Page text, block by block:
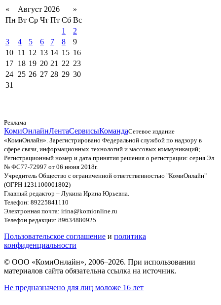
« Август 2026
»
Пн Вт Ср Чт Пт Сб Вс
1
2
3
4 5 6 7 8
9
10 11 12 13 14 15 16
17 18 19 20 21 22 23
24 25 26 27 28 29 30
31
Реклама
КомиОнлайнЛентаСервисыКомандаСетевое издание
«КомиОнлайн». Зарегистрировано Федеральной службой по надзору в
сфере связи, информационных технологий и массовых коммуникаций;
Регистрационный номер и дата принятия решения о регистрации: серия Эл
№ ФС77-72997 от 06 июня 2018г.
Учредитель Общество с ограниченной ответственностью "КомиОнлайн"
(ОГРН 1231100001802)
Главный редактор – Лукина Ирина Юрьевна.
Телефон: 89225841110
Электронная почта: irina@komionline.ru
Телефон редакции: 89634880925
Пользовательское соглашение и политика
конфиденциальности
© ООО «КомиОнлайн», 2006–2026. При использовании
материалов сайта обязательна ссылка на источник.
Не предназначено для лиц моложе 16 лет